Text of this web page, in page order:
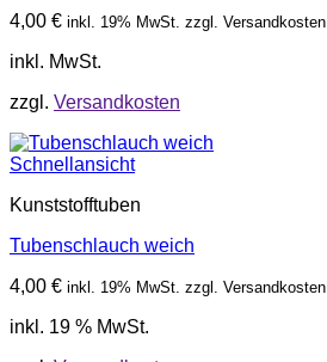
4,00 € inkl. 19% MwSt. zzgl. Versandkosten
inkl. MwSt.
zzgl. Versandkosten
Schnellansicht
Kunststofftuben
Tubenschlauch weich
4,00 € inkl. 19% MwSt. zzgl. Versandkosten
inkl. 19 % MwSt.